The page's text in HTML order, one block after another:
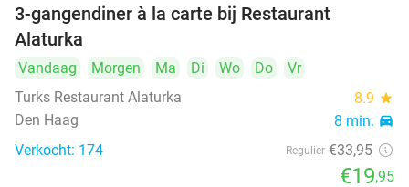
3-gangendiner à la carte bij Restaurant
Alaturka
Vandaag Morgen Ma Di Wo Do
Vr
Turks Restaurant Alaturka
8.9 star
Den Haag 8 min. directions_car
Verkocht: 174 Regulier €33,95
€19,95